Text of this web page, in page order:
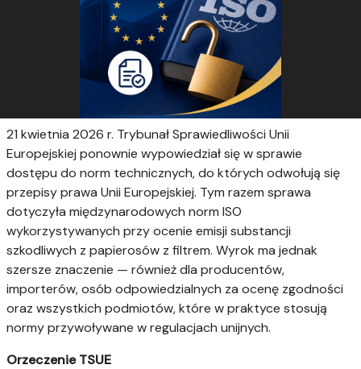
21 kwietnia 2026 r. Trybunał Sprawiedliwości Unii
Europejskiej ponownie wypowiedział się w sprawie
dostępu do norm technicznych, do których odwołują się
przepisy prawa Unii Europejskiej. Tym razem sprawa
dotyczyła międzynarodowych norm ISO
wykorzystywanych przy ocenie emisji substancji
szkodliwych z papierosów z filtrem. Wyrok ma jednak
szersze znaczenie — również dla producentów,
importerów, osób odpowiedzialnych za ocenę zgodności
oraz wszystkich podmiotów, które w praktyce stosują
normy przywoływane w regulacjach unijnych.
Orzeczenie TSUE